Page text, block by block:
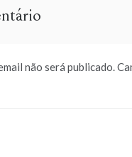
não será publicado.